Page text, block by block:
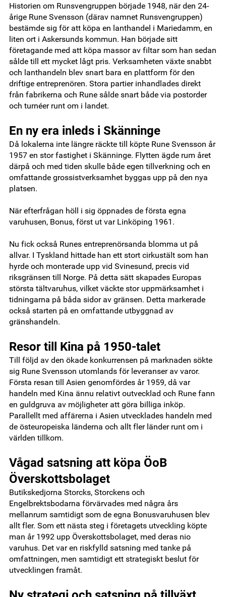
Historien om Runsvengruppen började 1948, när den 24-
årige Rune Svensson (därav namnet Runsvengruppen)
bestämde sig för att köpa en lanthandel i Mariedamm, en
liten ort i Askersunds kommun. Han började sitt
företagande med att köpa massor av filtar som han sedan
sålde till ett mycket lågt pris. Verksamheten växte snabbt
och lanthandeln blev snart bara en plattform för den
driftige entreprenören. Stora partier inhandlades direkt
från fabrikerna och Rune sålde snart både via postorder
och turnéer runt om i landet.
En ny era inleds i Skänninge
Då lokalerna inte längre räckte till köpte Rune Svensson år
1957 en stor fastighet i Skänninge. Flytten ägde rum året
därpå och med tiden skulle både egen tillverkning och en
omfattande grossistverksamhet byggas upp på den nya
platsen.
När efterfrågan höll i sig öppnades de första egna
varuhusen, Bonus, först ut var Linköping 1961.
Nu fick också Runes entreprenörsanda blomma ut på
allvar. I Tyskland hittade han ett stort cirkustält som han
hyrde och monterade upp vid Svinesund, precis vid
riksgränsen till Norge. På detta sätt skapades Europas
största tältvaruhus, vilket väckte stor uppmärksamhet i
tidningarna på båda sidor av gränsen. Detta markerade
också starten på en omfattande utbyggnad av
gränshandeln.
Resor till Kina på 1950-talet
Till följd av den ökade konkurrensen på marknaden sökte
sig Rune Svensson utomlands för leveranser av varor.
Första resan till Asien genomfördes år 1959, då var
handeln med Kina ännu relativt outvecklad och Rune fann
en guldgruva av möjligheter att göra billiga inköp.
Parallellt med affärerna i Asien utvecklades handeln med
de östeuropeiska länderna och allt fler länder runt om i
världen tillkom.
Vågad satsning att köpa ÖoB
Överskottsbolaget
Butikskedjorna Storcks, Storckens och
Engelbrektsbodarna förvärvades med några års
mellanrum samtidigt som de egna Bonusvaruhusen blev
allt fler. Som ett nästa steg i företagets utveckling köpte
man år 1992 upp Överskottsbolaget, med deras nio
varuhus. Det var en riskfylld satsning med tanke på
omfattningen, men samtidigt ett strategiskt beslut för
utvecklingen framåt.